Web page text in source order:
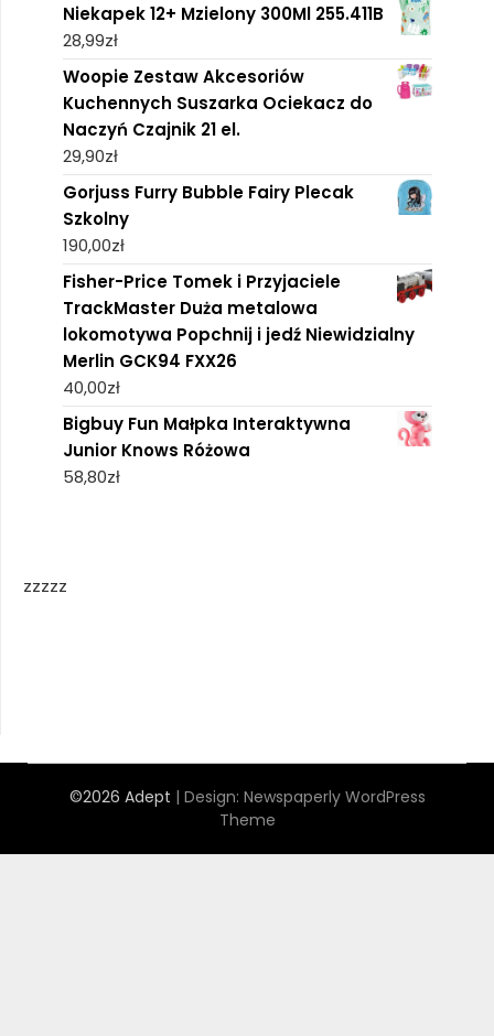
Niekapek 12+ Mzielony 300Ml 255.411B
28,99zł
Woopie Zestaw Akcesoriów
Kuchennych Suszarka Ociekacz do
Naczyń Czajnik 21 el.
29,90zł
Gorjuss Furry Bubble Fairy Plecak
Szkolny
190,00zł
Fisher-Price Tomek i Przyjaciele
TrackMaster Duża metalowa
lokomotywa Popchnij i jedź Niewidzialny
Merlin GCK94 FXX26
40,00zł
Bigbuy Fun Małpka Interaktywna
Junior Knows Różowa
58,80zł
zzzzz
©2026 Adept | Design: Newspaperly WordPress
Theme